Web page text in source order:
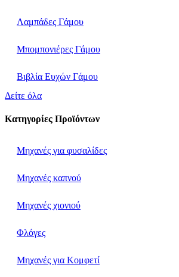
Λαμπάδες Γάμου
Μπομπονιέρες Γάμου
Βιβλία Ευχών Γάμου
Δείτε όλα
Κατηγορίες Προϊόντων
Μηχανές για φυσαλίδες
Μηχανές καπνού
Μηχανές χιονιού
Φλόγες
Μηχανές για Κομφετί